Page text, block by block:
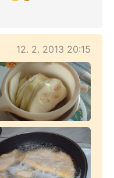
12. 2. 2013 20:15